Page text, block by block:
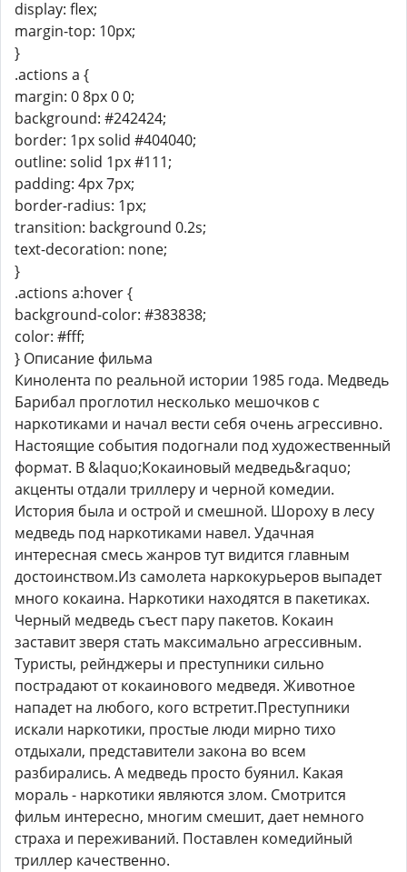
display: flex;
margin-top: 10px;
}
.actions a {
margin: 0 8px 0 0;
background: #242424;
border: 1px solid #404040;
outline: solid 1px #111;
padding: 4px 7px;
border-radius: 1px;
transition: background 0.2s;
text-decoration: none;
}
.actions a:hover {
background-color: #383838;
color: #fff;
} Описание фильма
Кинолента по реальной истории 1985 года. Медведь
Барибал проглотил несколько мешочков с
наркотиками и начал вести себя очень агрессивно.
Настоящие события подогнали под художественный
формат. В &laquo;Кокаиновый медведь&raquo;
акценты отдали триллеру и черной комедии.
История была и острой и смешной. Шороху в лесу
медведь под наркотиками навел. Удачная
интересная смесь жанров тут видится главным
достоинством.Из самолета наркокурьеров выпадет
много кокаина. Наркотики находятся в пакетиках.
Черный медведь съест пару пакетов. Кокаин
заставит зверя стать максимально агрессивным.
Туристы, рейнджеры и преступники сильно
пострадают от кокаинового медведя. Животное
нападет на любого, кого встретит.Преступники
искали наркотики, простые люди мирно тихо
отдыхали, представители закона во всем
разбирались. А медведь просто буянил. Какая
мораль - наркотики являются злом. Смотрится
фильм интересно, многим смешит, дает немного
страха и переживаний. Поставлен комедийный
триллер качественно.